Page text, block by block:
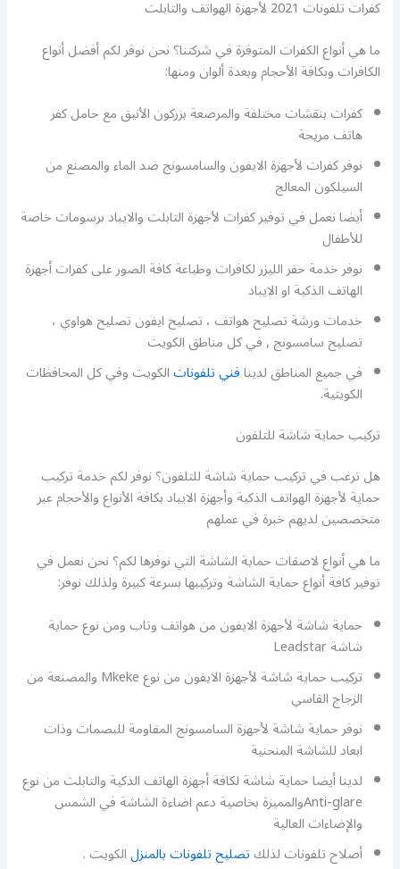
كفرات تلفونات 2021 لأجهزة الهواتف والتابلت
ما هي أنواع الكفرات المتوفرة في شركتنا؟ نحن نوفر لكم أفضل أنواع
الكافرات وبكافة الأحجام وبعدة ألوان ومنها:
كفرات بنقشات مختلفة والمرصعة بزركون الأنيق مع حامل كفر
هاتف مريحة
نوفر كفرات لأجهزة الايفون والسامسونج ضد الماء والمصنع من
السيلكون المعالج
أيضا نعمل في توفير كفرات لأجهزة التابلت والايباد برسومات خاصة
للأطفال
نوفر خدمة حفر الليزر لكافرات وطباعة كافة الصور على كفرات أجهزة
الهاتف الذكية او الايباد
خدمات ورشة تصليح هواتف ، تصليح ايفون تصليح هواوي ،
تصليح سامسونج , في كل مناطق الكويت
في جميع المناطق لدينافني تلفوناتالكويت وفي كل المحافظات
الكويتية.
تركيب حماية شاشة للتلفون
هل ترغب في تركيب حماية شاشة للتلفون؟ نوفر لكم خدمة تركيب
حماية لأجهزة الهواتف الذكية وأجهزة الايباد بكافة الأنواع والأحجام عبر
متخصصين لديهم خبرة في عملهم
ما هي أنواع لاصقات حماية الشاشة التي نوفرها لكم؟ نحن نعمل في
توفير كافة أنواع حماية الشاشة وتركيبها بسرعة كبيرة ولذلك نوفر:
حماية شاشة لأجهزة الايفون من هواتف وتاب ومن نوع حماية
شاشة Leadstar
تركيب حماية شاشة لأجهزة الايفون من نوع Mkeke والمصنعة من
الزجاج القاسي
نوفر حماية شاشة لأجهزة السامسونج المقاومة للبصمات وذات
ابعاد للشاشة المنحنية
لدينا أيضا حماية شاشة لكافة أجهزة الهاتف الذكية والتابلت من نوع
Anti-glareوالمميزة بخاصية دعم اضاءة الشاشة في الشمس
والإضاءات العالية
أصلاح تلفونات لذلكتصليح تلفونات بالمنزلالكويت .